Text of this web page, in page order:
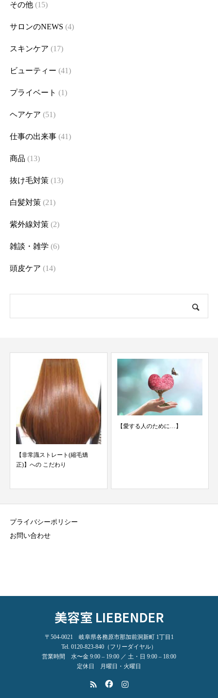
その他 (15)
サロンのNEWS (4)
スキンケア (17)
ビューティー (41)
プライベート (1)
ヘアケア (51)
仕事の出来事 (41)
商品 (13)
抜け毛対策 (13)
白髪対策 (21)
紫外線対策 (2)
雑談・雑学 (6)
頭皮ケア (14)
【非常識ストレート(縮毛矯
正)】への こだわり
【愛する人のために…】
プライバシーポリシー
お問い合わせ
美容室 LIEBENDER
〒504-0021 岐阜県各務原市那加前洞新町 1丁目1
Tel. 0120-823-840（フリーダイヤル）
営業時間 水〜金 9:00 – 19:00 ／ 土・日 9:00 – 18:00
定休日 月曜日・火曜日